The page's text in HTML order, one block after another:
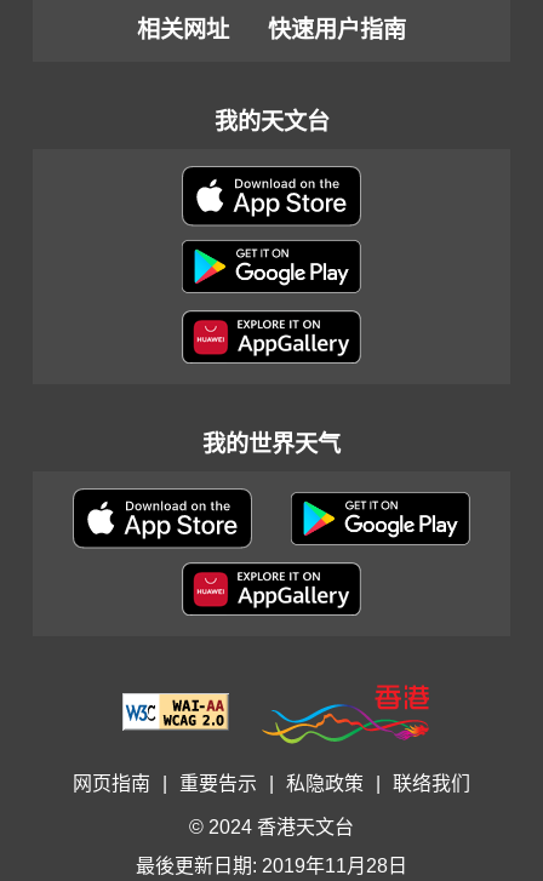
相关网址
快速用户指南
我的天文台
我的世界天气
网页指南 重要告示 私隐政策 联络我们
© 2024 香港天文台
最後更新日期: 2019年11月28日